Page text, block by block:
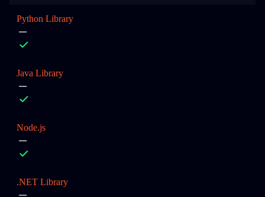
Python Library
Java Library
Node.js
.NET Library